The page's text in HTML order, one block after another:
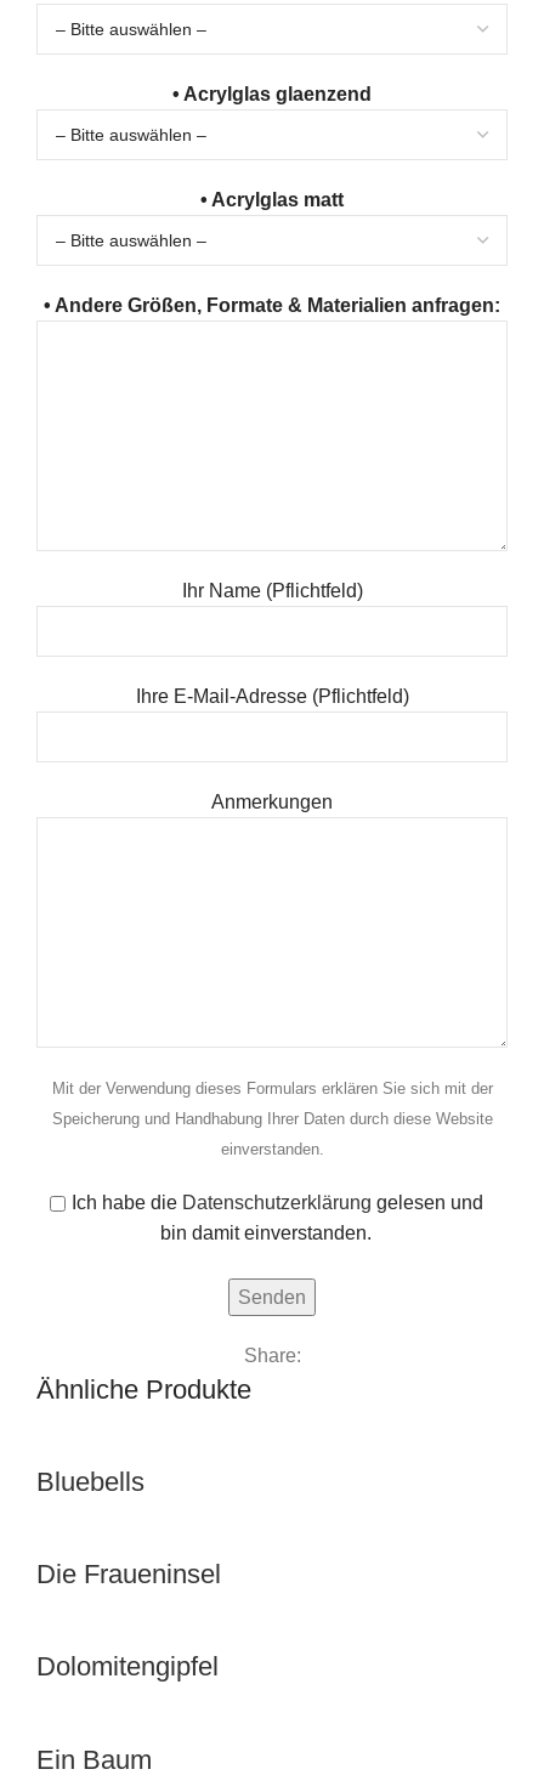
• Acrylglas glaenzend
• Acrylglas matt
• Andere Größen, Formate & Materialien anfragen:
Ihr Name (Pflichtfeld)
Ihre E-Mail-Adresse (Pflichtfeld)
Anmerkungen
Mit der Verwendung dieses Formulars erklären Sie sich mit der
Speicherung und Handhabung Ihrer Daten durch diese Website
einverstanden.
Ich habe die Datenschutzerklärung gelesen und
bin damit einverstanden.
Share:
Ähnliche Produkte
Bluebells
Die Fraueninsel
Dolomitengipfel
Ein Baum